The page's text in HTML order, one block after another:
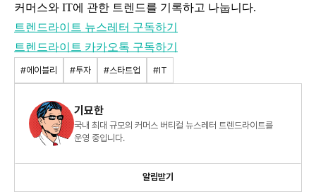
커머스와 IT에 관한 트렌드를 기록하고 나눕니다.
트렌드라이트 뉴스레터 구독하기
트렌드라이트 카카오톡 구독하기
#에이블리 #투자 #스타트업 #IT
기묘한
국내 최대 규모의 커머스 버티컬 뉴스레터 트렌드라이트를
운영 중입니다.
알림받기